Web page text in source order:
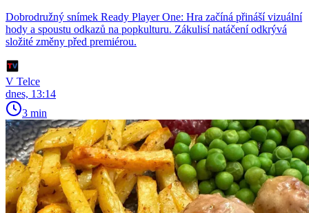
Dobrodružný snímek Ready Player One: Hra začíná přináší vizuální
hody a spoustu odkazů na popkulturu. Zákulisí natáčení odkrývá
složité změny před premiérou.
V Telce
dnes, 13:14
3 min